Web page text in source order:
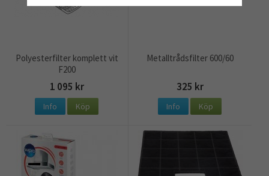
Polyesterfilter komplett vit
F200
1 095 kr
Info Köp
Metalltrådsfilter 600/60
325 kr
Info Köp